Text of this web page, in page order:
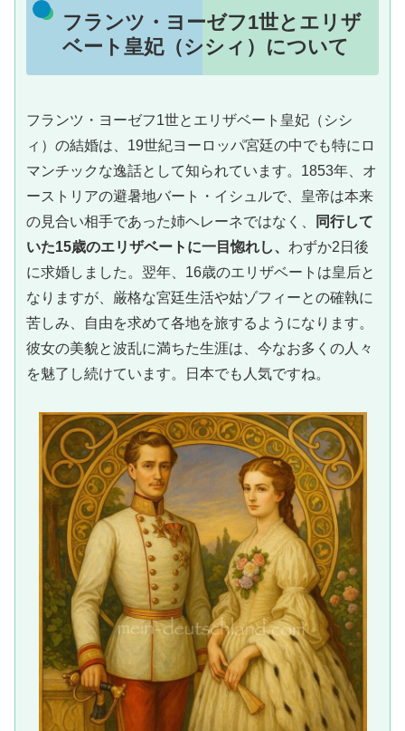
フランツ・ヨーゼフ1世とエリザ
ベート皇妃（シシィ）について
フランツ・ヨーゼフ1世とエリザベート皇妃（シシ
ィ）の結婚は、19世紀ヨーロッパ宮廷の中でも特にロ
マンチックな逸話として知られています。1853年、オ
ーストリアの避暑地バート・イシュルで、皇帝は本来
の見合い相手であった姉ヘレーネではなく、
同行して
いた15歳のエリザベートに一目惚れし、 わずか2日後
に求婚しました。翌年、16歳のエリザベートは皇后と
なりますが、厳格な宮廷生活や姑ゾフィーとの確執に
苦しみ、自由を求めて各地を旅するようになります。
彼女の美貌と波乱に満ちた生涯は、今なお多くの人々
を魅了し続けています。日本でも人気ですね。